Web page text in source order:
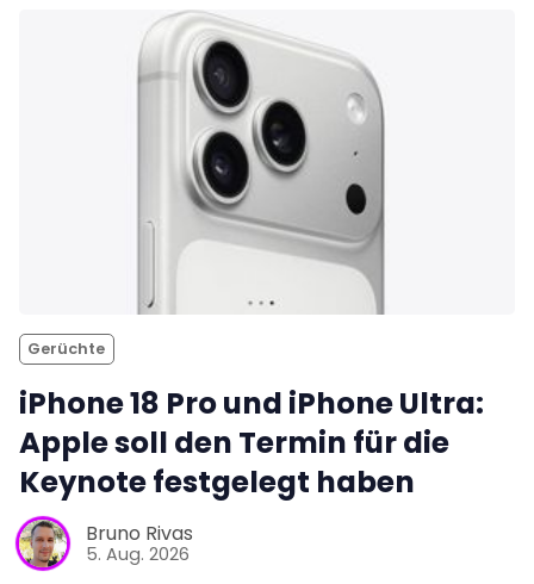
Gerüchte
iPhone 18 Pro und iPhone Ultra:
Apple soll den Termin für die
Keynote festgelegt haben
Bruno Rivas
5. Aug. 2026